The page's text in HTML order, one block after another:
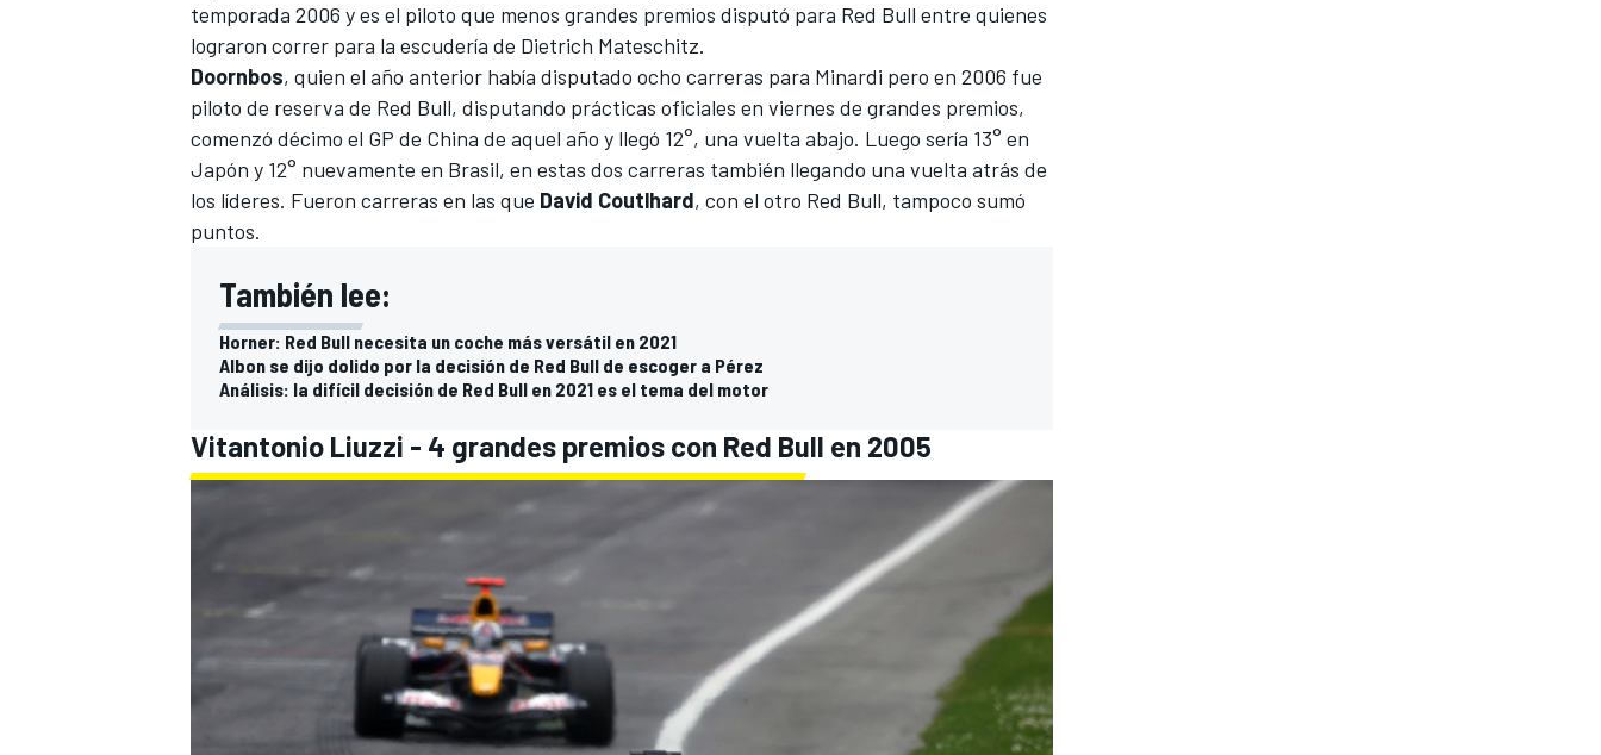
MÁS CATEGORÍAS
temporada 2006 y es el piloto que menos grandes premios disputó para Red Bull entre quienes
lograron correr para la escudería de Dietrich Mateschitz.
Doornbos, quien el año anterior había disputado ocho carreras para Minardi pero en 2006 fue
piloto de reserva de Red Bull, disputando prácticas oficiales en viernes de grandes premios,
comenzó décimo el GP de China de aquel año y llegó 12°, una vuelta abajo. Luego sería 13° en
Japón y 12° nuevamente en Brasil, en estas dos carreras también llegando una vuelta atrás de
los líderes. Fueron carreras en las que David Coutlhard, con el otro Red Bull, tampoco sumó
puntos.
También lee:
Horner: Red Bull necesita un coche más versátil en 2021
Albon se dijo dolido por la decisión de Red Bull de escoger a Pérez
Análisis: la difícil decisión de Red Bull en 2021 es el tema del motor
Vitantonio Liuzzi - 4 grandes premios con Red Bull en 2005